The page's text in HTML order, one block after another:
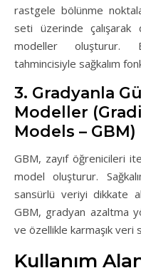
rastgele bölünme
seti üzerinde çalışarak
modeller oluşturur.
tahmincisiyle sağkalım
3. Gradyanla
Modeller
Models – GBM)
GBM, zayıf öğrenicileri
model oluşturur.
sansürlü veriyi dikkate
GBM, gradyan azaltma
ve özellikle karmaşık veri
Kullanım